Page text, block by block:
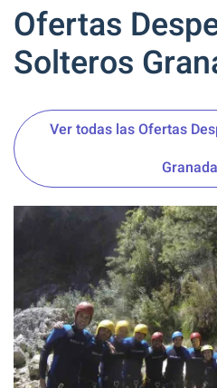
Ofertas
Solteros
Ver todas las Ofertas
Granada